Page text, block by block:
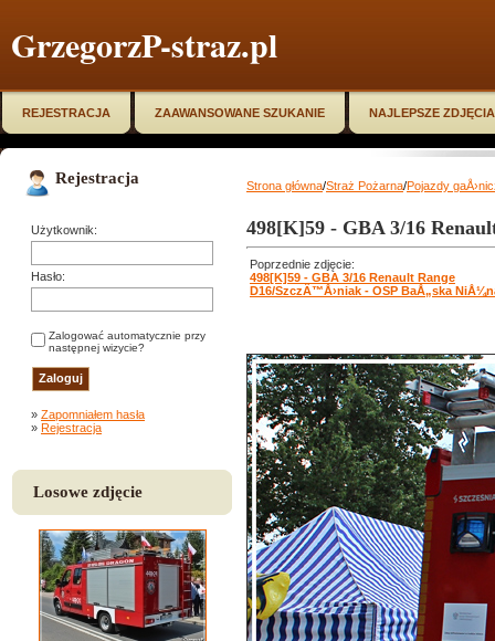
GrzegorzP-straz.pl
REJESTRACJA ZAAWANSOWANE SZUKANIE NAJLEPSZE ZDJĘCIA
Rejestracja
Użytkownik:
Hasło:
Zalogować automatycznie przy
następnej wizycie?
» Zapomniałem hasła
» Rejestracja
Losowe zdjęcie
Strona główna/Straż Pożarna/Pojazdy
498[K]59 - GBA 3/16
Poprzednie zdjęcie:
498[K]59 - GBA 3/16 Renault Range
D16/SzczÄ™Å›niak - OSP BaÅ„ska